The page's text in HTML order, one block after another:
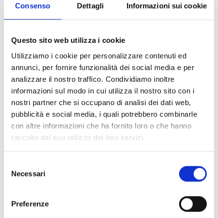
Consenso Dettagli Informazioni sui cookie
Questo sito web utilizza i cookie
Utilizziamo i cookie per personalizzare contenuti ed
annunci, per fornire funzionalità dei social media e per
analizzare il nostro traffico. Condividiamo inoltre
informazioni sul modo in cui utilizza il nostro sito con i
nostri partner che si occupano di analisi dei dati web,
pubblicità e social media, i quali potrebbero combinarle
con altre informazioni che ha fornito loro o che hanno
raccolto dal suo utilizzo dei loro servizi.
delNecessari
Preferenze
alta formazione sui temi
e corsi specialistici.
consulenza specialistica di primo orientamento
con l’espertosui temi dogane e trasporti,
contrattualistica e fiscalità internazionale ed
etichettatura
eventi, incontri B2B e missioni imprenditoriali
in Italia e all’estero che rappresentano
un'opportunità strategica per le imprese locali di
incontrare potenziali partner stranieri.
l'internazionalizzazione
erogati dall'ente
Le iniziative in programma